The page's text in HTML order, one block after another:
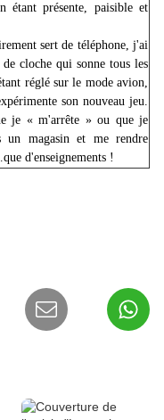
étant présente, paisible et
sert de téléphone, j'ai
cloche qui sonne tous les
réglé sur le mode avion,
son nouveau jeu.
je « m'arrête » ou que je
un magasin et me rendre
d'enseignements !